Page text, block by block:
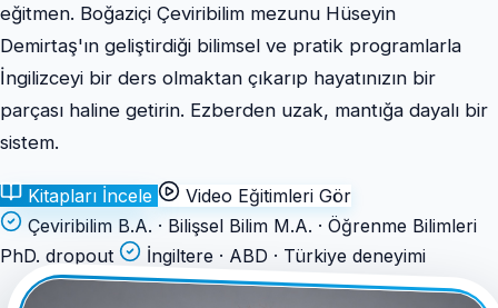
eğitmen. Boğaziçi Çeviribilim mezunu Hüseyin
Demirtaş'ın geliştirdiği bilimsel ve pratik programlarla
İngilizceyi bir ders olmaktan çıkarıp hayatınızın bir
parçası haline getirin. Ezberden uzak, mantığa dayalı bir
sistem.
Kitapları İncele
Video Eğitimleri Gör
Çeviribilim B.A. · Bilişsel Bilim M.A. · Öğrenme Bilimleri
PhD. dropout
İngiltere · ABD · Türkiye deneyimi